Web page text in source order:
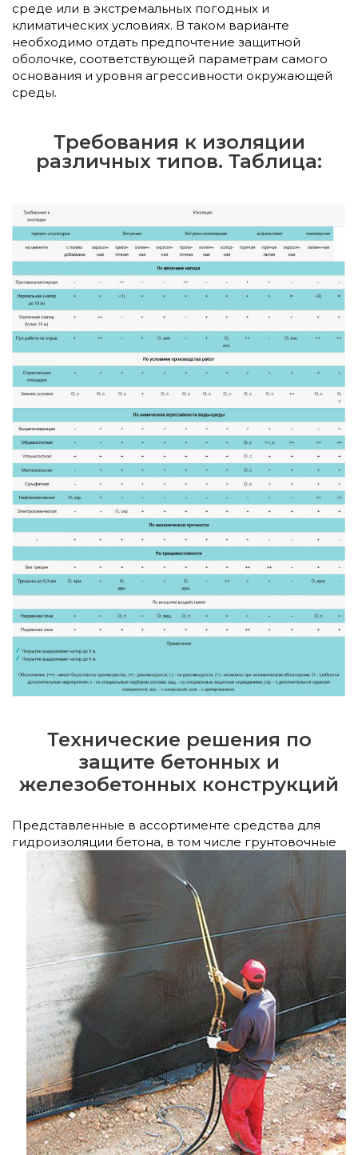
среде или в экстремальных погодных и
климатических условиях. В таком варианте
необходимо отдать предпочтение защитной
оболочке, соответствующей параметрам самого
основания и уровня агрессивности окружающей
среды.
Требования к изоляции
различных типов. Таблица:
Технические решения по
защите бетонных и
железобетонных конструкций
Представленные в ассортименте средства для
гидроизоляции бетона, в том числе грунтовочные